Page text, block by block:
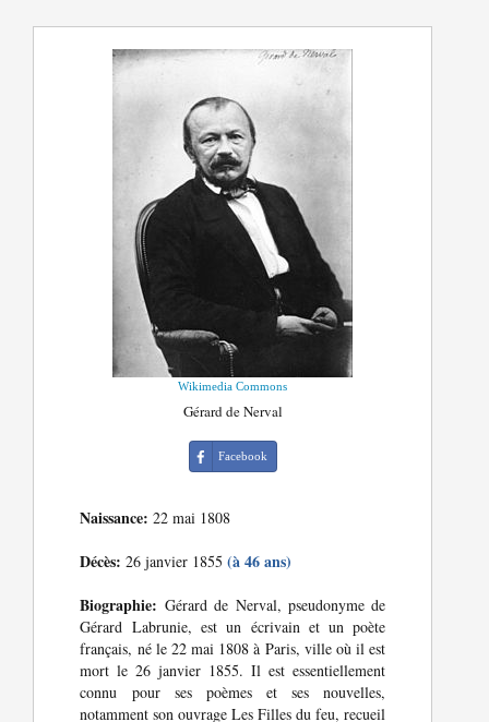
Wikimedia Commons
Gérard de Nerval
Facebook
Naissance: 22 mai 1808
Décès: 26 janvier 1855(à 46 ans)
Biographie: Gérard de Nerval, pseudonyme de
Gérard Labrunie, est un écrivain et un poète
français, né le 22 mai 1808 à Paris, ville où il est
mort le 26 janvier 1855. Il est essentiellement
connu pour ses poèmes et ses nouvelles,
notamment son ouvrage Les Filles du feu, recueil